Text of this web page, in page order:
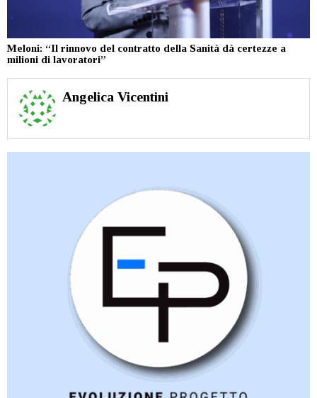
Meloni: “Il rinnovo del contratto della Sanità dà certezze a
milioni di lavoratori”
Angelica Vicentini